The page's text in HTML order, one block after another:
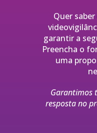
Quer
garantir a
Preencha o
uma
Garantimos
resposta no